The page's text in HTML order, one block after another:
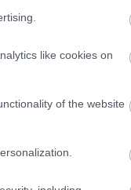
like cookies on
of the website
και ευάλωτων